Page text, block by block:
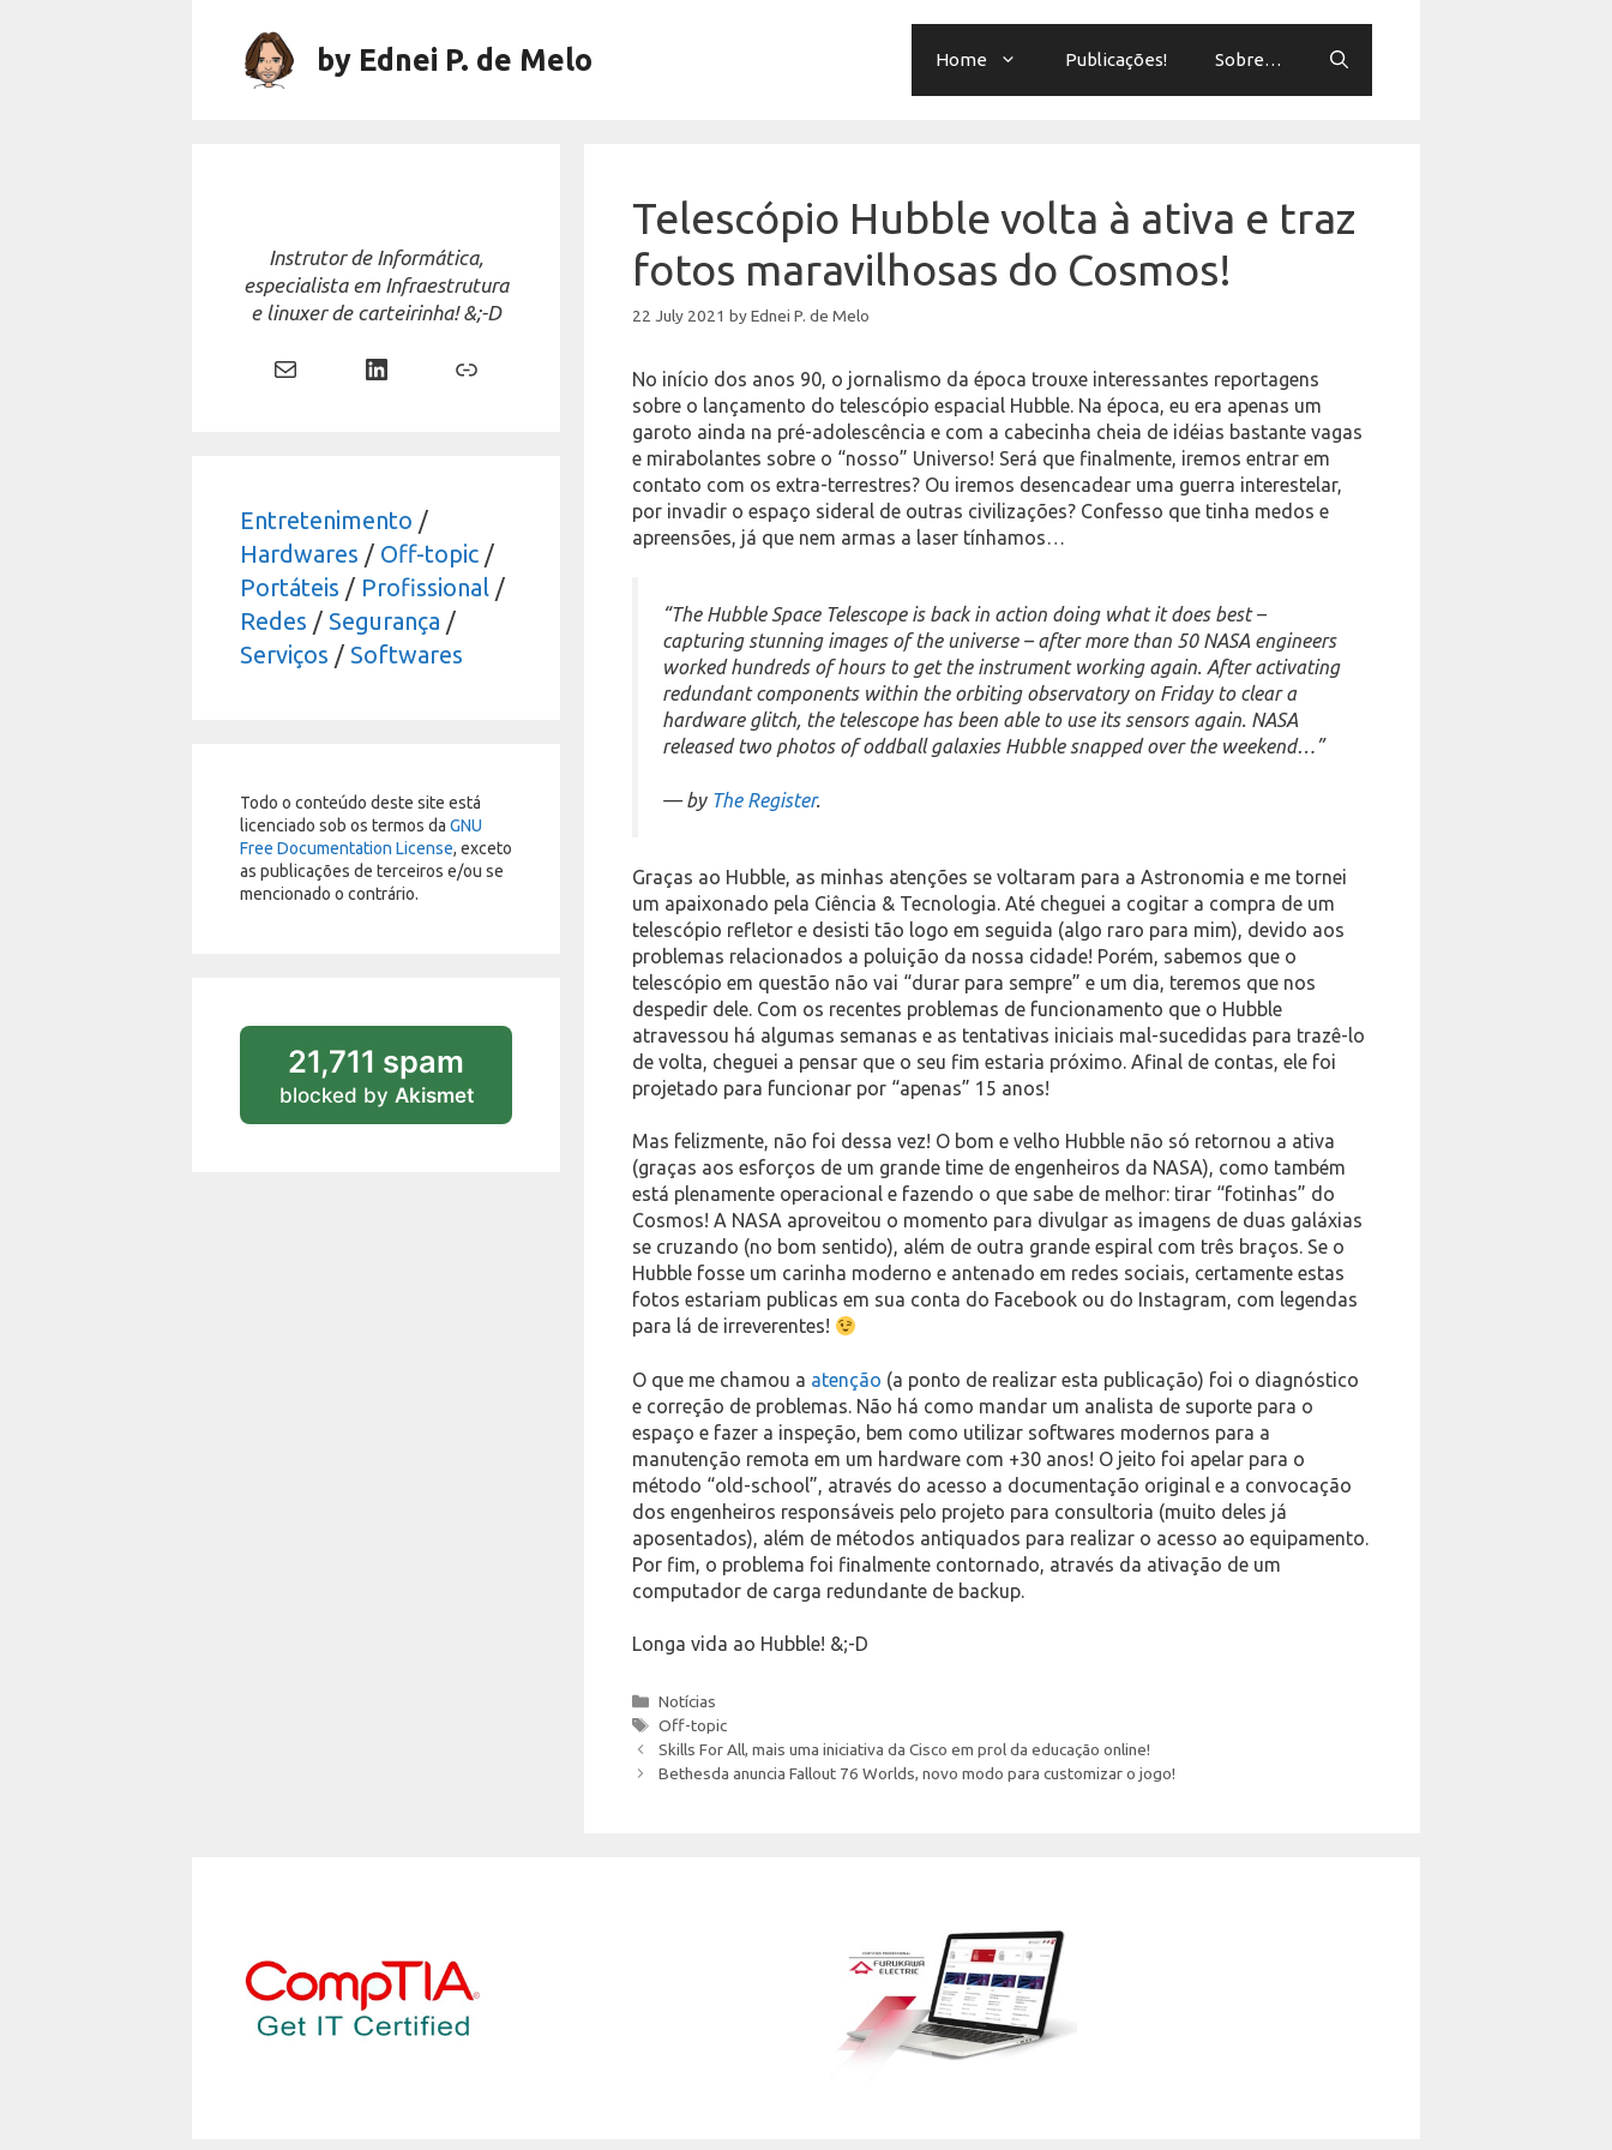
by Ednei P. de Melo Home Publicações! Sobre…
Telescópio Hubble volta à ativa e traz
fotos maravilhosas do Cosmos!
22 July 2021 byEdnei P. de Melo
No início dos anos 90, o jornalismo da época trouxe interessantes reportagens
sobre o lançamento do telescópio espacial Hubble. Na época, eu era apenas um
garoto ainda na pré-adolescência e com a cabecinha cheia de idéias bastante vagas
e mirabolantes sobre o “nosso” Universo! Será que finalmente, iremos entrar em
contato com os extra-terrestres? Ou iremos desencadear uma guerra interestelar,
por invadir o espaço sideral de outras civilizações? Confesso que tinha medos e
apreensões, já que nem armas a laser tínhamos…
“The Hubble Space Telescope is back in action doing what it does best –
capturing stunning images of the universe – after more than 50 NASA engineers
worked hundreds of hours to get the instrument working again. After activating
redundant components within the orbiting observatory on Friday to clear a
hardware glitch, the telescope has been able to use its sensors again. NASA
released two photos of oddball galaxies Hubble snapped over the weekend…”
— by The Register.
Graças ao Hubble, as minhas atenções se voltaram para a Astronomia e me tornei
um apaixonado pela Ciência & Tecnologia. Até cheguei a cogitar a compra de um
telescópio refletor e desisti tão logo em seguida (algo raro para mim), devido aos
problemas relacionados a poluição da nossa cidade! Porém, sabemos que o
telescópio em questão não vai “durar para sempre” e um dia, teremos que nos
despedir dele. Com os recentes problemas de funcionamento que o Hubble
atravessou há algumas semanas e as tentativas iniciais mal-sucedidas para trazê-lo
de volta, cheguei a pensar que o seu fim estaria próximo. Afinal de contas, ele foi
projetado para funcionar por “apenas” 15 anos!
Mas felizmente, não foi dessa vez! O bom e velho Hubble não só retornou a ativa
(graças aos esforços de um grande time de engenheiros da NASA), como também
está plenamente operacional e fazendo o que sabe de melhor: tirar “fotinhas” do
Cosmos! A NASA aproveitou o momento para divulgar as imagens de duas galáxias
se cruzando (no bom sentido), além de outra grande espiral com três braços. Se o
Hubble fosse um carinha moderno e antenado em redes sociais, certamente estas
fotos estariam publicas em sua conta do Facebook ou do Instagram, com legendas
para lá de irreverentes!
O que me chamou a atenção (a ponto de realizar esta publicação) foi o diagnóstico
e correção de problemas. Não há como mandar um analista de suporte para o
espaço e fazer a inspeção, bem como utilizar softwares modernos para a
manutenção remota em um hardware com +30 anos! O jeito foi apelar para o
método “old-school”, através do acesso a documentação original e a convocação
dos engenheiros responsáveis pelo projeto para consultoria (muito deles já
aposentados), além de métodos antiquados para realizar o acesso ao equipamento.
Por fim, o problema foi finalmente contornado, através da ativação de um
computador de carga redundante de backup.
Longa vida ao Hubble! &;-D
Categories
Notícias
Tags
Off-topic
Skills For All, mais uma iniciativa da Cisco em prol da educação online!
Bethesda anuncia Fallout 76 Worlds, novo modo para customizar o jogo!
Instrutor de Informática,
especialista em Infraestrutura
e linuxer de carteirinha! &;-D
Mail LinkedIn Link
Entretenimento /
Hardwares / Off-topic /
Portáteis / Profissional /
Redes / Segurança /
Serviços / Softwares
Todo o conteúdo deste site está
licenciado sob os termos da GNU
Free Documentation License, exceto
as publicações de terceiros e/ou se
mencionado o contrário.
21,711 spam
blocked by Akismet